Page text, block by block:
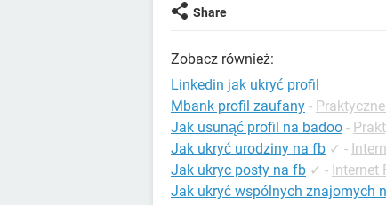
Share
Zobacz również:
Linkedin jak ukryć profil
Mbank profil zaufany -
Jak usunąć profil na badoo -
Jak ukryć urodziny na fb ✓ -
Jak ukryc posty na fb ✓ - Internet
Jak ukryć wspólnych znajomych